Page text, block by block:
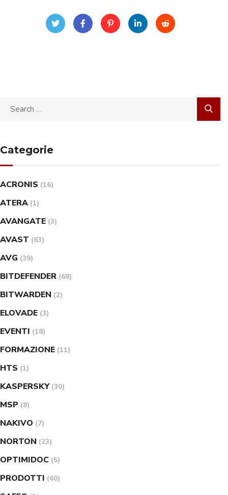
Categorie
ACRONIS (16)
ATERA (1)
AVANGATE (3)
AVAST (63)
AVG (39)
BITDEFENDER (68)
BITWARDEN (2)
ELOVADE (3)
EVENTI (18)
FORMAZIONE (11)
HTS (1)
KASPERSKY (30)
MSP (8)
NAKIVO (7)
NORTON (23)
OPTIMIDOC (5)
PRODOTTI (60)